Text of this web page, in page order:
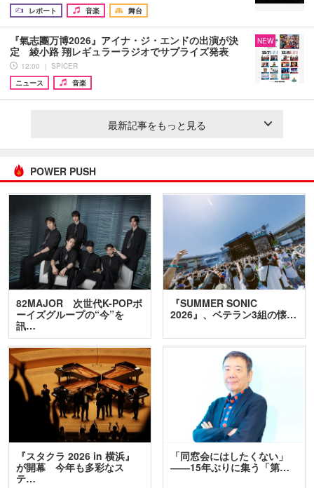
レポート
音楽 舞台
『氣志團万博2026』アイナ・ジ・エンドの出演が決
定 綾小路 翔レギュラーラジオでサプライズ発表
12:00 ｜ SPICER
ニュース
音楽
NEW
最新記事をもっと見る
POWER PUSH
82MAJOR 次世代K-POPボ
ーイズグループの“今”を
訊…
『SUMMER SONIC
2026』、ベテラン3組の懐…
『スタクラ 2026 in 横浜』
が開幕 今年も多彩なス
テ…
「同窓会にはしたくない」
――15年ぶりに集う「第…